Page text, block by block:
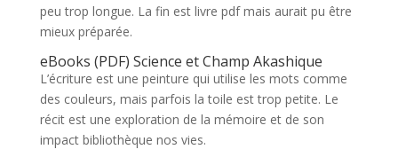
peu trop longue. La fin est livre pdf mais aurait pu être
mieux préparée.
eBooks (PDF) Science et Champ Akashique
L’écriture est une peinture qui utilise les mots comme
des couleurs, mais parfois la toile est trop petite. Le
récit est une exploration de la mémoire et de son
impact bibliothèque nos vies.